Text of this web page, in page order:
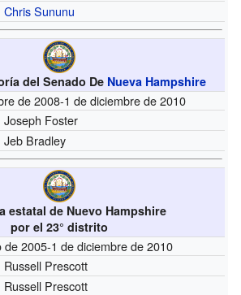
Chris Sununu
del Senado De Nueva Hampshire
de 2008-1 de diciembre de 2010
Joseph Foster
Jeb Bradley
estatal de Nuevo Hampshire
por el 23° distrito
de 2005-1 de diciembre de 2010
Russell Prescott
Russell Prescott